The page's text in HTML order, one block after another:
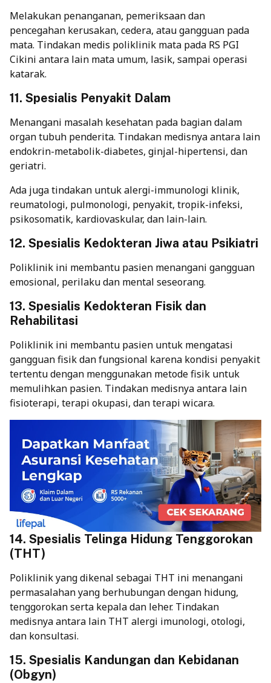
Melakukan penanganan, pemeriksaan dan
pencegahan kerusakan, cedera, atau gangguan pada
mata. Tindakan medis poliklinik mata pada RS PGI
Cikini antara lain mata umum, lasik, sampai operasi
katarak.
11. Spesialis Penyakit Dalam
Menangani masalah kesehatan pada bagian dalam
organ tubuh penderita. Tindakan medisnya antara lain
endokrin-metabolik-diabetes, ginjal-hipertensi, dan
geriatri.
Ada juga tindakan untuk alergi-immunologi klinik,
reumatologi, pulmonologi, penyakit, tropik-infeksi,
psikosomatik, kardiovaskular, dan lain-lain.
12. Spesialis Kedokteran Jiwa atau Psikiatri
Poliklinik ini membantu pasien menangani gangguan
emosional, perilaku dan mental seseorang.
13. Spesialis Kedokteran Fisik dan
Rehabilitasi
Poliklinik ini membantu pasien untuk mengatasi
gangguan fisik dan fungsional karena kondisi penyakit
tertentu dengan menggunakan metode fisik untuk
memulihkan pasien. Tindakan medisnya antara lain
fisioterapi, terapi okupasi, dan terapi wicara.
14. Spesialis Telinga Hidung Tenggorokan
(THT)
Poliklinik yang dikenal sebagai THT ini menangani
permasalahan yang berhubungan dengan hidung,
tenggorokan serta kepala dan leher. Tindakan
medisnya antara lain THT alergi imunologi, otologi,
dan konsultasi.
15. Spesialis Kandungan dan Kebidanan
(Obgyn)